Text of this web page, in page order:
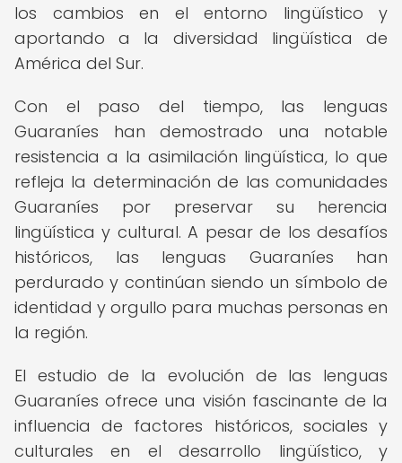
los cambios en el entorno lingüístico y
aportando a la diversidad lingüística de
América del Sur.
Con el paso del tiempo, las lenguas
Guaraníes han demostrado una notable
resistencia a la asimilación lingüística, lo que
refleja la determinación de las comunidades
Guaraníes por preservar su herencia
lingüística y cultural. A pesar de los desafíos
históricos, las lenguas Guaraníes han
perdurado y continúan siendo un símbolo de
identidad y orgullo para muchas personas en
la región.
El estudio de la evolución de las lenguas
Guaraníes ofrece una visión fascinante de la
influencia de factores históricos, sociales y
culturales en el desarrollo lingüístico, y